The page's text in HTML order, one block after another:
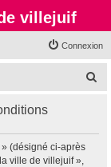
villejuif
Connexion
h
(désigné ci-après
ville de villejuif »,